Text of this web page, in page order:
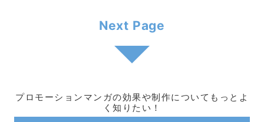
Next Page
プロモーションマンガの効果や制作についてもっとよ
く知りたい！